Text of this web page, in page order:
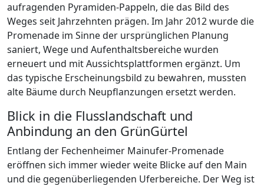
aufragenden Pyramiden-Pappeln, die das Bild des
Weges seit Jahrzehnten prägen. Im Jahr 2012 wurde die
Promenade im Sinne der ursprünglichen Planung
saniert, Wege und Aufenthaltsbereiche wurden
erneuert und mit Aussichtsplattformen ergänzt. Um
das typische Erscheinungsbild zu bewahren, mussten
alte Bäume durch Neupflanzungen ersetzt werden.
Blick in die Flusslandschaft und
Anbindung an den GrünGürtel
Entlang der Fechenheimer Mainufer-Promenade
eröffnen sich immer wieder weite Blicke auf den Main
und die gegenüberliegenden Uferbereiche. Der Weg ist